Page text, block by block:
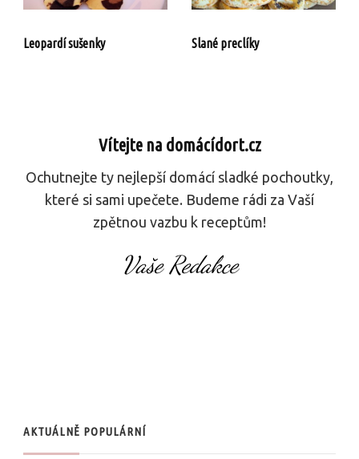
Leopardí sušenky Slané preclíky
Vítejte na domácídort.cz
Ochutnejte ty nejlepší domácí sladké pochoutky,
které si sami upečete. Budeme rádi za Vaší
zpětnou vazbu k receptům!
Vaše Redakce
AKTUÁLNĚ POPULÁRNÍ